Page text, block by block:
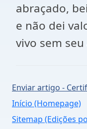
abraçado,
e não dei
vivo sem seu
Enviar artigo -
Início (Homepage)
Sitemap (Edições